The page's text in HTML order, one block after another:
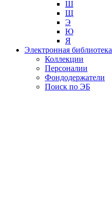
Ш
Щ
Э
Ю
Я
Электронная библиотека
Коллекции
Персоналии
Фондодержатели
Поиск по ЭБ